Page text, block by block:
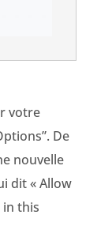
votre
De
nouvelle
dit « Allow
in this